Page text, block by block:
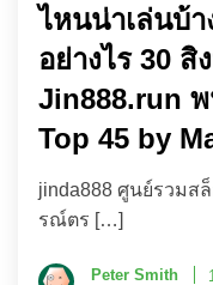
ไหนน่าเล่นบ้า
อย่างไร 30 สิ
Jin888.run
Top 45 by
jinda888 ศูนย์รวมส
รณ์ตร […]
Peter Smith